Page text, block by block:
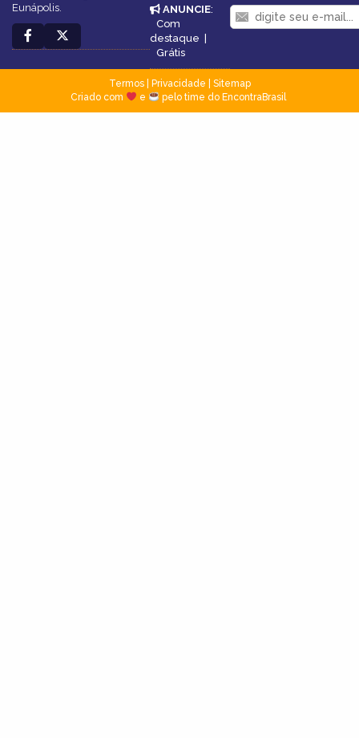
Eunápolis.
ANUNCIE:
Com
destaque
Grátis
Termos| Privacidade
Sitemap
Criado com
e pelo time do EncontraBrasil